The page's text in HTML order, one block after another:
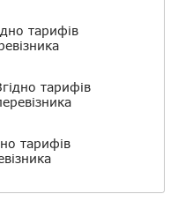
тарифів
тарифів
тарифів